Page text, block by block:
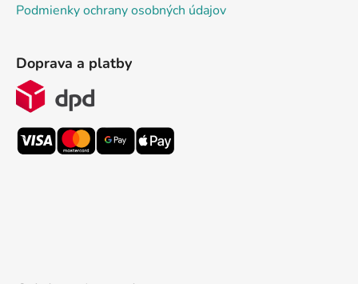
Podmienky ochrany osobných údajov
Doprava a platby